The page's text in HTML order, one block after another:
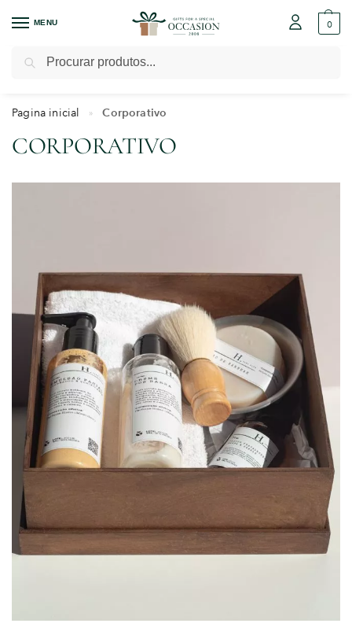
MENU 0
Pagina inicial » Corporativo
CORPORATIVO